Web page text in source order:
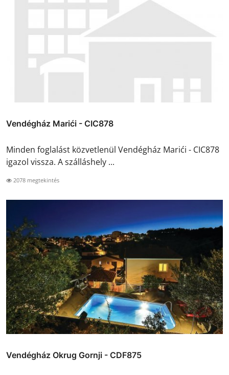
Vendégház Marići - CIC878
Minden foglalást közvetlenül Vendégház Marići - CIC878
igazol vissza. A szálláshely ...
2078 megtekintés
Vendégház Okrug Gornji - CDF875